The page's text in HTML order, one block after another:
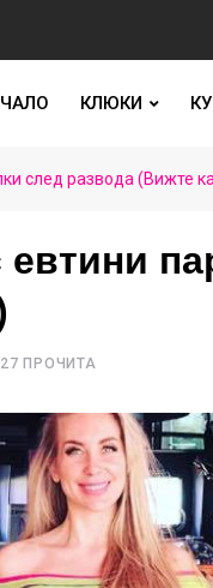
КЛЮКИ
след развода (Вижте
ПРОЧИТА